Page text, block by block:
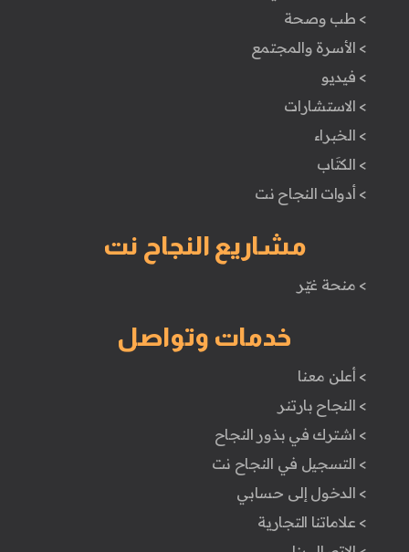
> طب وصحة
> الأسرة والمجتمع
> فيديو
> الاستشارات
> الخبراء
> الكتَاب
> أدوات النجاح نت
مشاريع النجاح نت
> منحة غيّر
خدمات وتواصل
> أعلن معنا
> النجاح بارتنر
> اشترك في بذور النجاح
> التسجيل في النجاح نت
> الدخول إلى حسابي
> علاماتنا التجارية